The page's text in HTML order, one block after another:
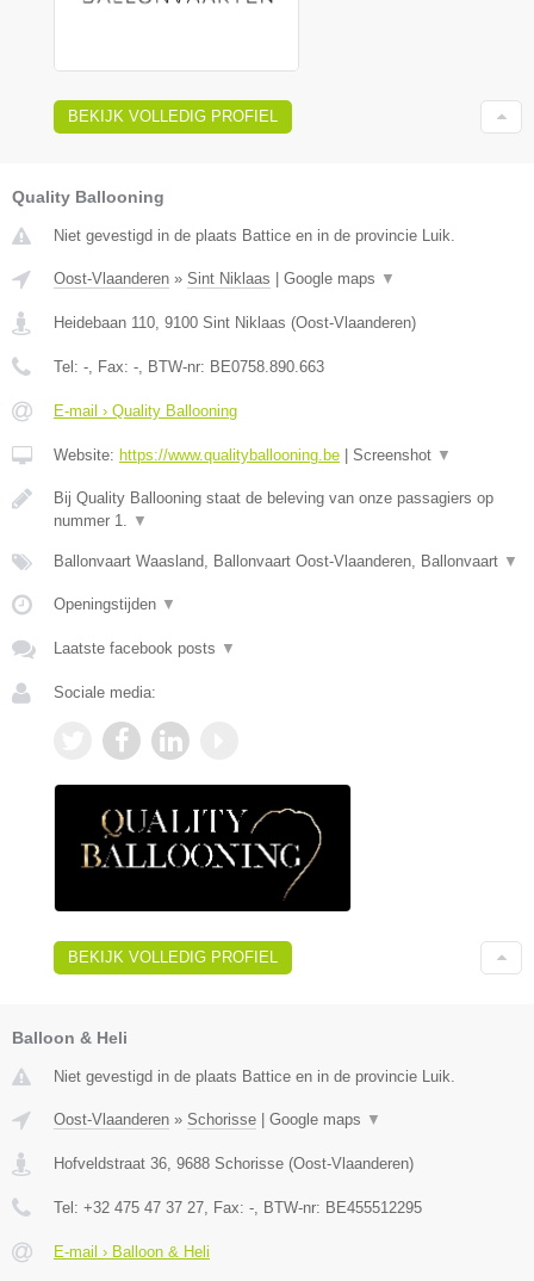
BEKIJK VOLLEDIG PROFIEL
Quality Ballooning
Niet gevestigd in de plaats Battice en in de provincie Luik.
Oost-Vlaanderen » Sint Niklaas Google maps ▼
Heidebaan 110 9100 Sint Niklaas (Oost-Vlaanderen)
Tel: - , Fax: - , BTW-nr: BE0758.890.663
E-mail › Quality Ballooning
Website: https://www.qualityballooning.be Screenshot ▼
Bij Quality Ballooning staat de beleving van onze passagiers op
nummer 1.
▼
Ballonvaart Waasland, Ballonvaart Oost-Vlaanderen, Ballonvaart ▼
Openingstijden ▼
Laatste facebook posts ▼
Sociale media:
BEKIJK VOLLEDIG PROFIEL
Balloon & Heli
Niet gevestigd in de plaats Battice en in de provincie Luik.
Oost-Vlaanderen » Schorisse Google maps ▼
Hofveldstraat 36, 9688 Schorisse (Oost-Vlaanderen)
Tel: +32 475 47 37 27, Fax: -, BTW-nr: BE455512295
E-mail › Balloon & Heli